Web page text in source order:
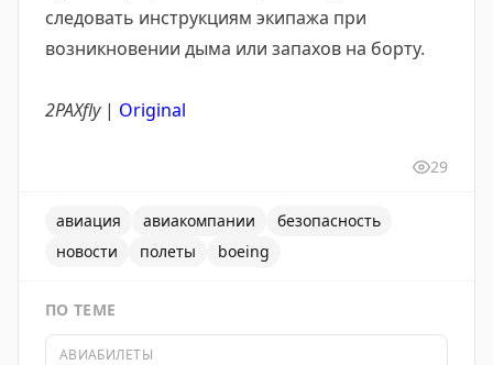
следовать инструкциям экипажа при
возникновении дыма или запахов на борту.
2PAXfly| Original
29
авиация авиакомпании
безопасность
новости
полеты boeing
ПО ТЕМЕ
АВИАБИЛЕТЫ